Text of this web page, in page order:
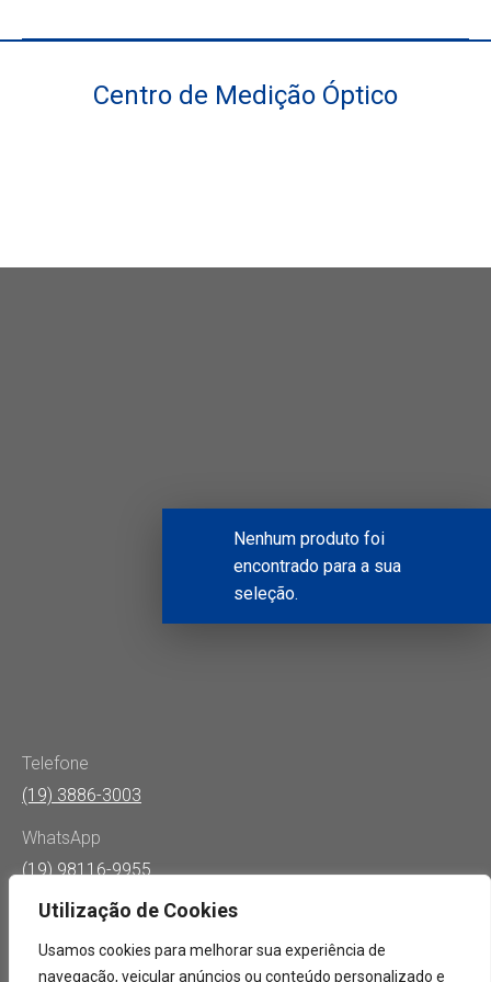
Utilização de Cookies
Usamos cookies para melhorar sua experiência de
navegação, veicular anúncios ou conteúdo personalizado e
Centro de Medição Óptico
Nenhum produto foi
encontrado para a sua
seleção.
Telefone
(19) 3886-3003
WhatsApp
(19) 98116-9955
E-mail
cosa@cosa.com.br